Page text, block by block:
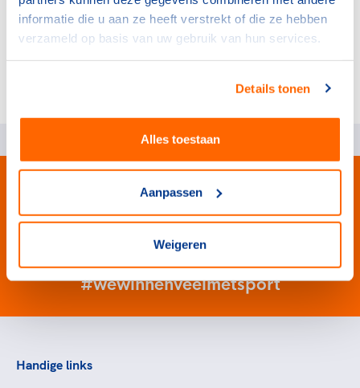
informatie die u aan ze heeft verstrekt of die ze hebben
verzameld op basis van uw gebruik van hun services.
Details tonen
Alles toestaan
Aanpassen
Weigeren
te verstoren. Met behulp van expertise en
samenwerking willen we de juiste richtlijnen en
strategieën ontwikkelen. Op die manier kunnen we een
harmonieus samenspel creëren tussen Natuur,
Gezondheid en Economie, met respect voor de
#wewinnenveelmetsport
Handige links